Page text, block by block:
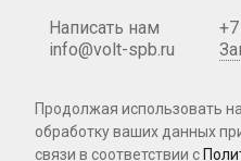
Написать нам
info@volt-spb.ru
Продолжая использовать
обработку ваших данных
связи в соответствии с